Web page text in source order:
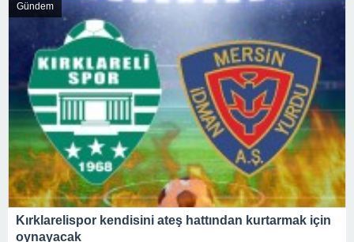
Gündem
Kırklarelispor kendisini ateş hattından kurtarmak için
oynayacak